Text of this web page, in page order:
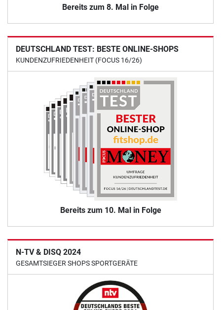
Bereits zum 8. Mal in Folge
DEUTSCHLAND TEST: BESTE ONLINE-SHOPS
KUNDENZUFRIEDENHEIT (FOCUS 16/26)
Bereits zum 10. Mal in Folge
N-TV & DISQ 2024
GESAMTSIEGER SHOPS SPORTGERÄTE